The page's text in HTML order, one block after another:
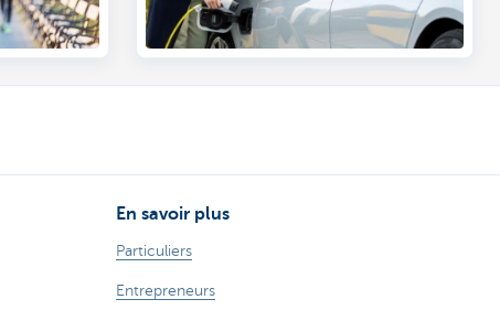
En savoir plus
Particuliers
Entrepreneurs